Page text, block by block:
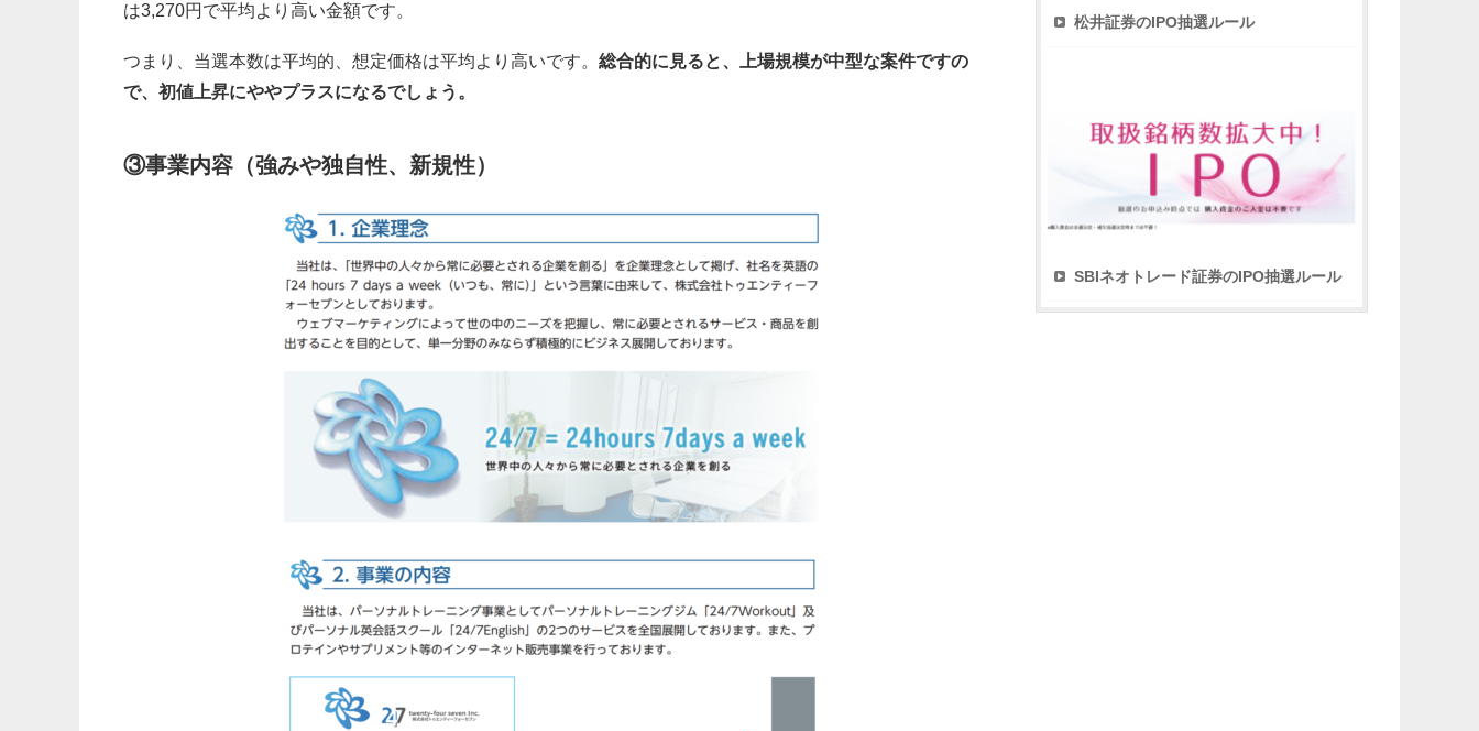
は3,270円で平均より高い金額です。
つまり、当選本数は平均的、想定価格は平均より高いです。 総合的に見ると、上場規模が中型な案件ですの
で、初値上昇にややプラスになるでしょう。
③事業内容（強みや独自性、新規性）
松井証券のIPO抽選ルール
SBIネオトレード証券のIPO抽選ルール